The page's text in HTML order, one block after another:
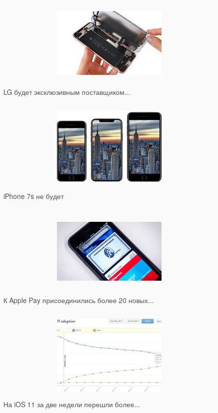
LG будет эксклюзивным поставщиком...
iPhone 7s не будет
К Apple Pay присоединились более 20 новых...
На iOS 11 за две недели перешли более...